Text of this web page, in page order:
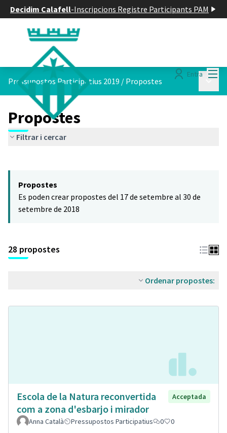
Decidim Calafell-Inscripcions Registre Participants PAM
Entra
Pressupostos Participatius 2019 / Propostes
Propostes
Filtrar i cercar
−
Propostes
Es poden crear propostes del 17 de setembre al 30 de
setembre de 2018
28 propostes
Ordenar propostes:
Escola de la Natura reconvertida
com a zona d'esbarjo i mirador
Acceptada
Anna Català Pressupostos Participatius 0 0